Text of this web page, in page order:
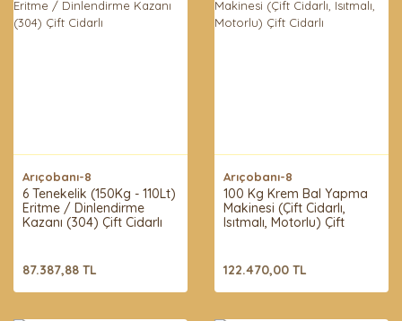
Arıçobanı-8
6 Tenekelik (150Kg - 110Lt)
Eritme / Dinlendirme
Kazanı (304) Çift Cidarlı
87.387,88 TL
Arıçobanı-8
100 Kg Krem Bal Yapma
Makinesi (Çift Cidarlı,
Isıtmalı, Motorlu) Çift
122.470,00 TL